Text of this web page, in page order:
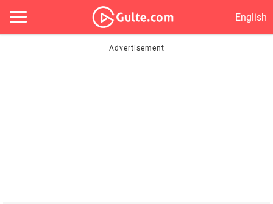
English